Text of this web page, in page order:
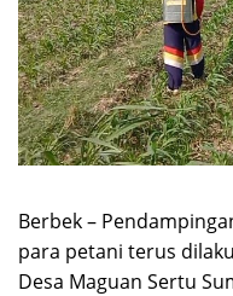
Berbek –
para petani terus
Desa Maguan Sertu